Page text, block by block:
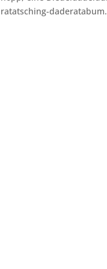
ratatsching-daderatabum.